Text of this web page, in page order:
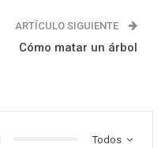
ARTÍCULO SIGUIENTE
Cómo matar un árbol
Todos